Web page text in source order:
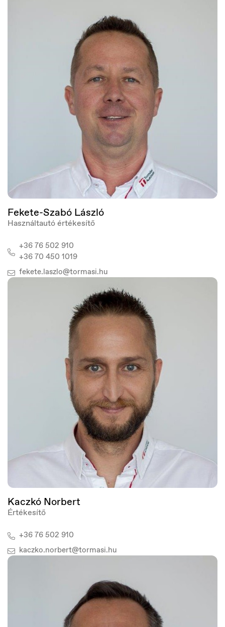
Fekete-Szabó László
Használtautó értékesítő
+36 76 502 910
+36 70 450 1019
fekete.laszlo@tormasi.hu
Kaczkó Norbert
Értékesítő
+36 76 502 910
kaczko.norbert@tormasi.hu